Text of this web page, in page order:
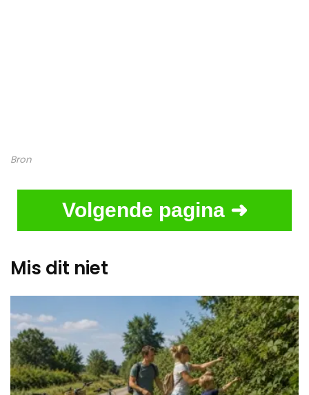
Bron
Volgende pagina ➜
Mis dit niet